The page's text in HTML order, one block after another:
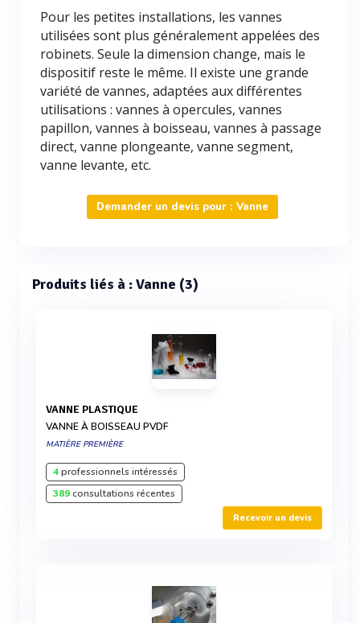
Pour les petites installations, les vannes
utilisées sont plus généralement appelées des
robinets. Seule la dimension change, mais le
dispositif reste le même. Il existe une grande
variété de vannes, adaptées aux différentes
utilisations : vannes à opercules, vannes
papillon, vannes à boisseau, vannes à passage
direct, vanne plongeante, vanne segment,
vanne levante, etc.
Demander un devis pour : Vanne
Produits liés à : Vanne (3)
VANNE PLASTIQUE
VANNE À BOISSEAU PVDF
MATIÈRE PREMIÈRE
4professionnels intéressés
389consultations récentes
Recevoir un devis